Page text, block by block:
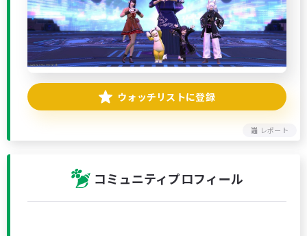
レポート
ウォッチリストに登録
コミュニティプロフィール